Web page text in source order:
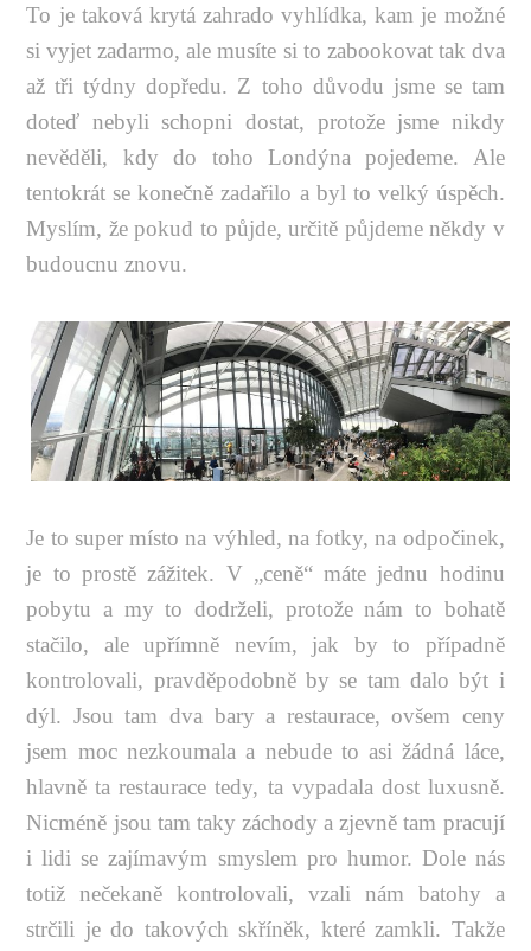
To je taková krytá zahrado vyhlídka, kam je možné
si vyjet zadarmo, ale musíte si to zabookovat tak dva
až tři týdny dopředu. Z toho důvodu jsme se tam
doteď nebyli schopni dostat, protože jsme nikdy
nevěděli, kdy do toho Londýna pojedeme. Ale
tentokrát se konečně zadařilo a byl to velký úspěch.
Myslím, že pokud to půjde, určitě půjdeme někdy v
budoucnu znovu.
Je to super místo na výhled, na fotky, na odpočinek,
je to prostě zážitek. V „ceně“ máte jednu hodinu
pobytu a my to dodrželi, protože nám to bohatě
stačilo, ale upřímně nevím, jak by to případně
kontrolovali, pravděpodobně by se tam dalo být i
dýl. Jsou tam dva bary a restaurace, ovšem ceny
jsem moc nezkoumala a nebude to asi žádná láce,
hlavně ta restaurace tedy, ta vypadala dost luxusně.
Nicméně jsou tam taky záchody a zjevně tam pracují
i lidi se zajímavým smyslem pro humor. Dole nás
totiž nečekaně kontrolovali, vzali nám batohy a
strčili je do takových skříněk, které zamkli. Takže